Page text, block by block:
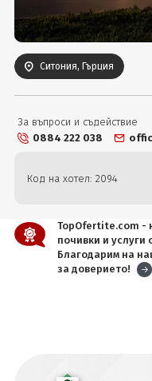
Вход
Ситония, Гърция
За въпроси и съдействие
0884 222 038
Код на хотел: 2094
TopOfertite.com -
почивки и услуги
Благодарим на
за доверието!